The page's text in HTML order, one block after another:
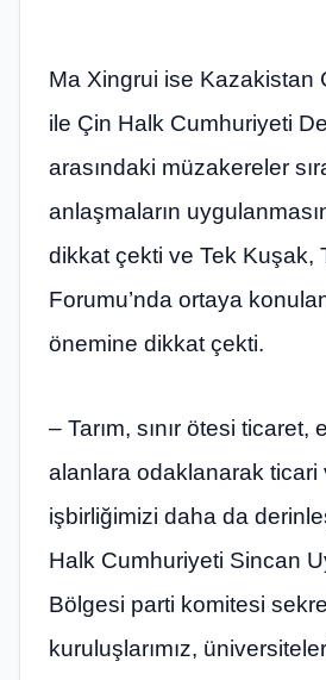
Ma Xingrui ise Kazakistan
ile Çin Halk Cumhuriyeti
arasındaki müzakereler
anlaşmaların
dikkat çekti ve Tek Kuşak,
Forumu’nda ortaya
önemine dikkat çekti.
– Tarım, sınır ötesi ticaret,
alanlara odaklanarak ticari
işbirliğimizi daha da
Halk Cumhuriyeti Sincan
Bölgesi parti komitesi
kuruluşlarımız,